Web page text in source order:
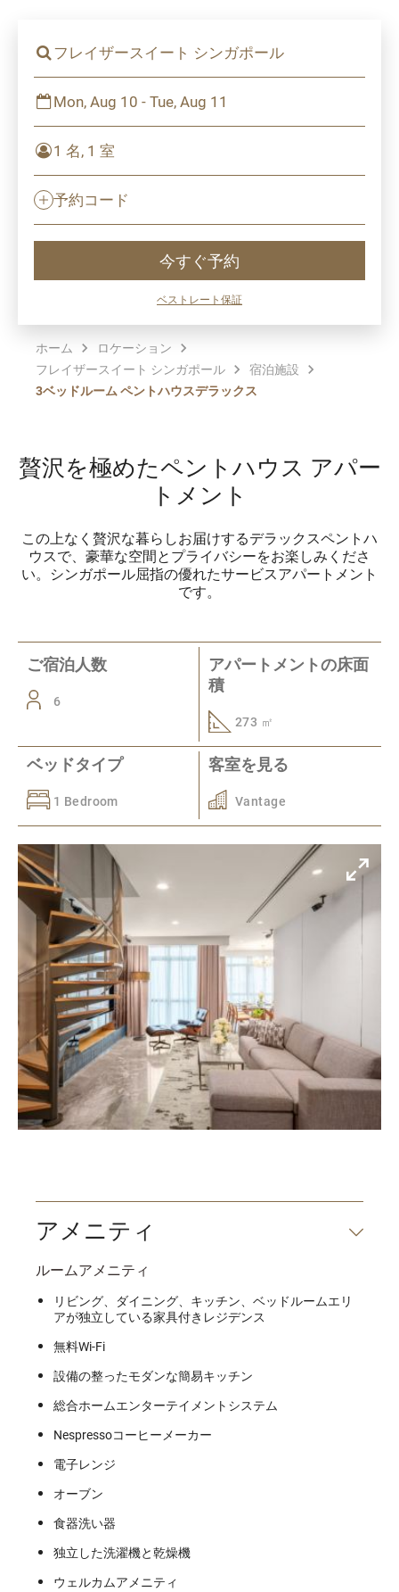
フレイザースイート シンガポール
Mon, Aug 10 - Tue, Aug 11
1 名, 1 室
予約コード
今すぐ予約
ベストレート保証
ホーム
ロケーション
フレイザースイート シンガポール
宿泊施設
3ベッドルーム ペントハウスデラックス
贅沢を極めたペントハウス アパー
トメント
この上なく贅沢な暮らしお届けするデラックスペントハ
ウスで、豪華な空間とプライバシーをお楽しみくださ
い。シンガポール屈指の優れたサービスアパートメント
です。
ご宿泊人数
6
アパートメントの床面
積
273 ㎡
ベッドタイプ
1 Bedroom
客室を見る
Vantage
アメニティ
ルームアメニティ
リビング、ダイニング、キッチン、ベッドルームエリ
アが独立している家具付きレジデンス
無料Wi-Fi
設備の整ったモダンな簡易キッチン
総合ホームエンターテイメントシステム
Nespressoコーヒーメーカー
電子レンジ
オーブン
食器洗い器
独立した洗濯機と乾燥機
ウェルカムアメニティ